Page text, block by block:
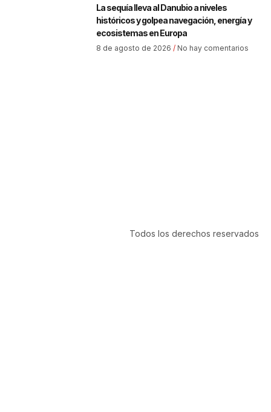
La sequía lleva al Danubio a niveles
históricos y golpea navegación, energía y
ecosistemas en Europa
8 de agosto de 2026 No hay comentarios
Todos los derechos reservados